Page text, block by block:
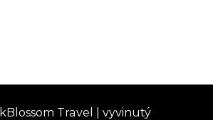
Blossom Travel | vyvinutý